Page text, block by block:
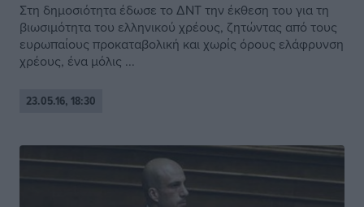
Στη δημοσιότητα έδωσε το ΔΝΤ την έκθεση του για τη
βιωσιμότητα του ελληνικού χρέους, ζητώντας από τους
ευρωπαίους προκαταβολική και χωρίς όρους ελάφρυνση
χρέους, ένα μόλις ...
23.05.16, 18:30